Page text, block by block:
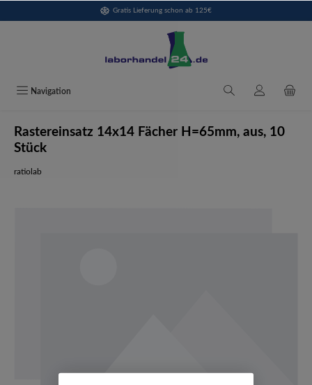
Gratis Lieferung schon ab 125€
Navigation
Rastereinsatz 14x14 Fächer H=65mm, aus, 10
Stück
ratiolab